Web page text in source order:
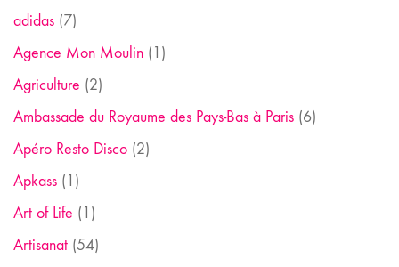
adidas (7)
Agence Mon Moulin (1)
Agriculture (2)
Ambassade du Royaume des Pays-Bas à Paris (6)
Apéro Resto Disco (2)
Apkass (1)
Art of Life (1)
Artisanat (54)